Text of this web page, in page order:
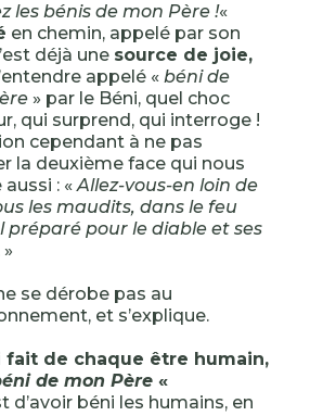
les bénis de mon Père !«
en chemin, appelé par son
déjà une source de joie,
appelé « béni de
» par le Béni, quel choc
qui surprend, qui interroge !
cependant à ne pas
la deuxième face qui nous
: «Allez-vous-en loin de
les maudits, dans le feu
préparé pour le diable et ses
se dérobe pas au
et s’explique.
fait de chaque être humain,
de mon Père«
d’avoir béni les humains, en